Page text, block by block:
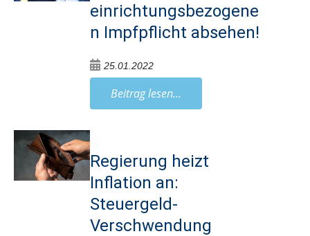
einrichtungsbezogene
n Impfpflicht absehen!
25.01.2022
Beitrag lesen...
Regierung heizt
Inflation an:
Steuergeld-
Verschwendung